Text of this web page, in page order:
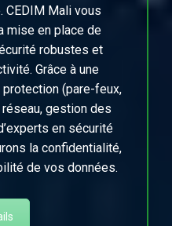
CEDIM Mali vous
mise en place de
robustes et
Grâce à une
protection (pare-feux,
gestion des
en sécurité
la confidentialité,
de vos données.